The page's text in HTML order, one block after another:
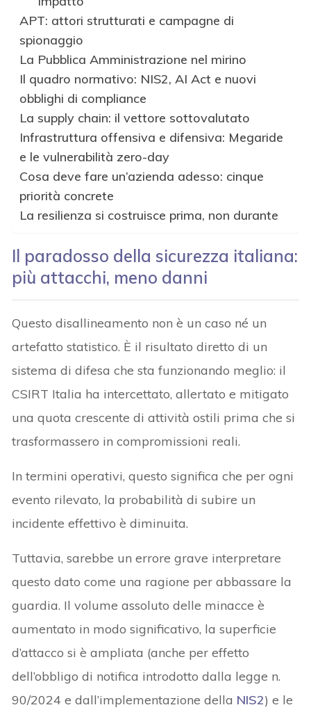
APT: attori strutturati e campagne di
spionaggio
La Pubblica Amministrazione nel mirino
Il quadro normativo: NIS2, AI Act e nuovi
obblighi di compliance
La supply chain: il vettore sottovalutato
Infrastruttura offensiva e difensiva: Megaride
e le vulnerabilità zero-day
Cosa deve fare un’azienda adesso: cinque
priorità concrete
La resilienza si costruisce prima, non durante
Il paradosso della sicurezza italiana:
più attacchi, meno danni
Questo disallineamento non è un caso né un
artefatto statistico. È il risultato diretto di un
sistema di difesa che sta funzionando meglio: il
CSIRT Italia ha intercettato, allertato e mitigato
una quota crescente di attività ostili prima che si
trasformassero in compromissioni reali.
In termini operativi, questo significa che per ogni
evento rilevato, la probabilità di subire un
incidente effettivo è diminuita.
Tuttavia, sarebbe un errore grave interpretare
questo dato come una ragione per abbassare la
guardia. Il volume assoluto delle minacce è
aumentato in modo significativo, la superficie
d’attacco si è ampliata (anche per effetto
dell’obbligo di notifica introdotto dalla legge n.
90/2024 e dall’implementazione della NIS2) e le